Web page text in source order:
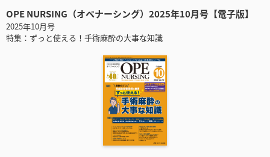
OPE NURSING（オペナーシング）2025年10月号【電子版】
2025年10月号
特集：ずっと使える！手術麻酔の大事な知識